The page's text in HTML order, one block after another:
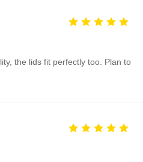
the lids fit perfectly too. Plan to